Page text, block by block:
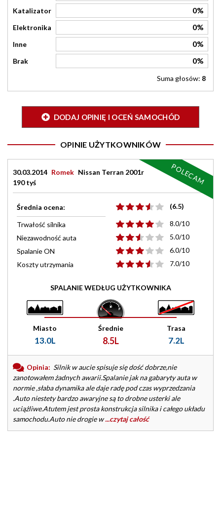
Katalizator 0%
Elektronika 0%
Inne 0%
Brak 0%
Suma głosów: 8
DODAJ OPINIĘ I OCEŃ SAMOCHÓD
OPINIE UŻYTKOWNIKÓW
30.03.2014 Romek Nissan Terran 2001r
190 tyś
Średnia ocena: (6.5)
Trwałość silnika
8.0/10
Niezawodność auta
5.0/10
Spalanie ON
6.0/10
Koszty utrzymania
7.0/10
SPALANIE WEDŁUG UŻYTKOWNIKA
Miasto
13.0L
Średnie
8.5L
Trasa
7.2L
Opinia: Silnik w aucie spisuje się dość dobrze,nie
zanotowałem żadnych awarii.Spalanie jak na gabaryty auta w
normie ,słaba dynamika ale daje radę pod czas wyprzedzania
.Auto niestety bardzo awaryjne są to drobne usterki ale
uciążliwe.Atutem jest prosta konstrukcja silnika i całego układu
samochodu.Auto nie drogie w...czytaj całość
POLECAM